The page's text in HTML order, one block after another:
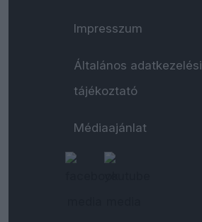
Impresszum
Általános adatkezelési
tájékoztató
Médiaajánlat